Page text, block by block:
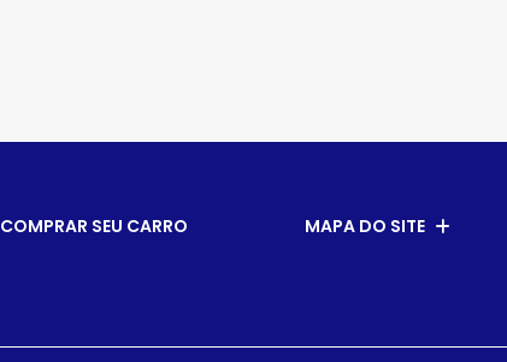
COMPRAR SEU CARRO MAPA DO SITE